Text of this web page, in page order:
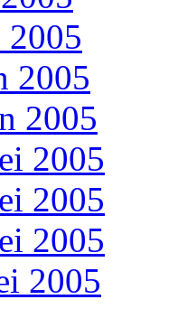
2005
2005
2005
2005
2005
2005
2005